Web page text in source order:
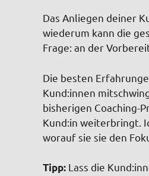
Das Anliegen deiner
wiederum kann die
Frage: an der
Die besten
Kund:innen
bisherigen Coaching-
Kund:in weiterbringt.
worauf sie sie den
Tipp: Lass die